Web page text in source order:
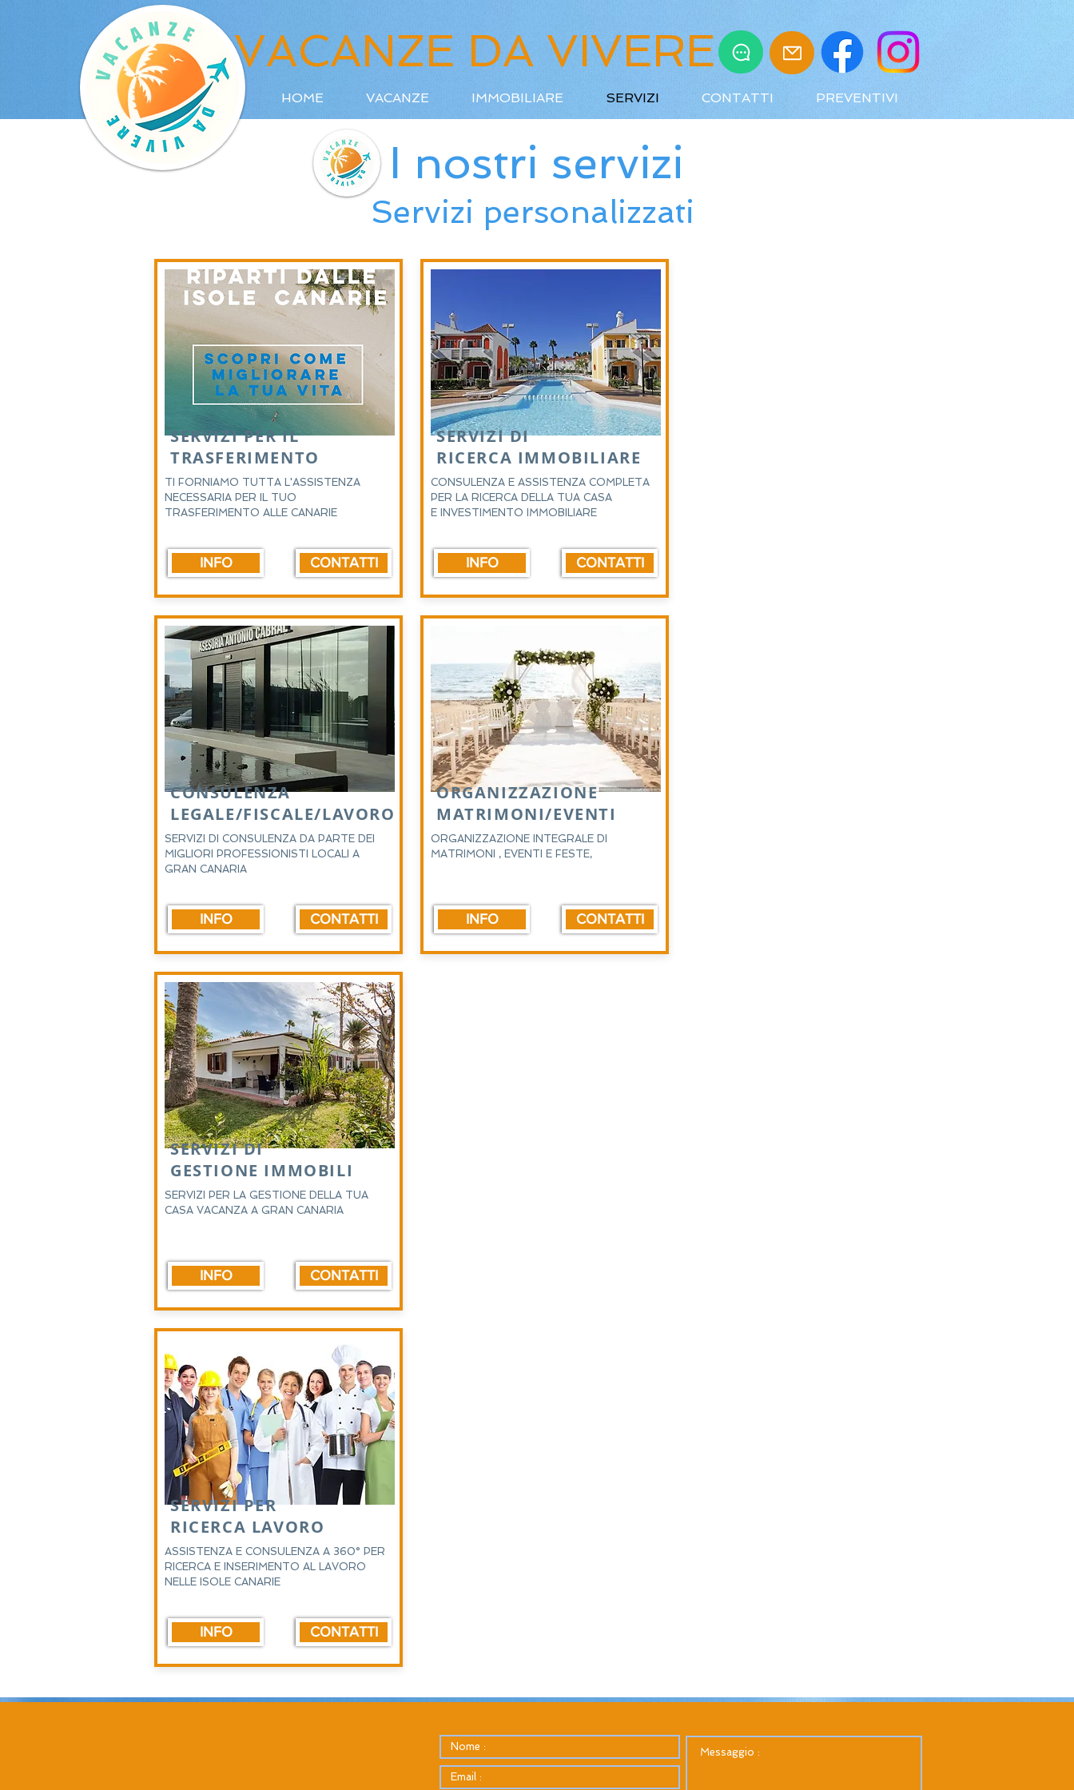
HOME VACANZE IMMOBILIARE SERVIZI CONTATTI PREVENTIVI
VACANZE DA VIVERE
I nostri servizi
Servizi personalizzati
SERVIZI PER IL
TRASFERIMENTO
TI FORNIAMO TUTTA L'ASSISTENZA
NECESSARIA PER IL TUO
TRASFERIMENTO ALLE CANARIE
INFO CONTATTI
CONSULENZA
LEGALE/FISCALE/LAVORO
SERVIZI DI CONSULENZA DA PARTE DEI
MIGLIORI PROFESSIONISTI LOCALI A
GRAN CANARIA
INFO CONTATTI
SERVIZI DI
RICERCA IMMOBILIARE
CONSULENZA E ASSISTENZA COMPLETA
PER LA RICERCA DELLA TUA CASA
E INVESTIMENTO IMMOBILIARE
INFO CONTATTI
ORGANIZZAZIONE
MATRIMONI/EVENTI
ORGANIZZAZIONE INTEGRALE DI
MATRIMONI , EVENTI E FESTE,
INFO CONTATTI
SERVIZI DI
GESTIONE IMMOBILI
SERVIZI PER LA GESTIONE DELLA TUA
CASA VACANZA A GRAN CANARIA
INFO CONTATTI
SERVIZI PER
RICERCA LAVORO
ASSISTENZA E CONSULENZA A 360° PER
RICERCA E INSERIMENTO AL LAVORO
NELLE ISOLE CANARIE
INFO CONTATTI